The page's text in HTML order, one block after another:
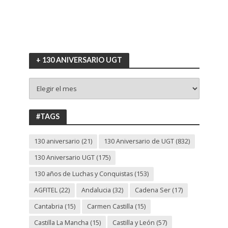
+ 130 ANIVERSARIO UGT
130
ANIVERSARIO
UGT
#TAGS
130 aniversario (21) 130 Aniversario de UGT(832)
130 Aniversario UGT(175)
130 años de Luchas y Conquistas(153)
AGFITEL(22) Andalucia (32) Cadena Ser(17)
Cantabria (15) Carmen Castilla (15)
Castilla La Mancha (15) Castilla y León (57)